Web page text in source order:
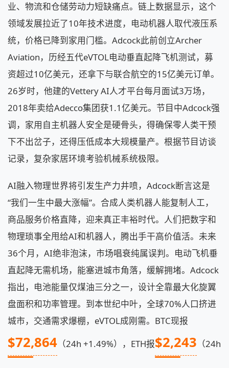
业、物流和仓储劳动力短缺痛点。链上数据显示，这个
领域发展拉近了10年技术进度，电动机器人取代液压系
统，价格已降到家用门槛。Adcock此前创立Archer
Aviation，历经五代eVTOL电动垂直起降飞机测试，募
资超过10亿美元，还拿下与联合航空的15亿美元订单。
26岁时，他建的Vettery AI人才平台每月面试3万场，
2018年卖给Adecco集团获1.1亿美元。节目中Adcock强
调，家用自主机器人安全是硬骨头，得确保零人类干预
下不出岔子，还得压低成本大规模量产。根据节目访谈
记录，复杂家居环境考验机械系统极限。
AI融入物理世界将引发生产力井喷，Adcock断言这是
“我们一生中最大涨幅”。合成人类机器人能复制人工，
商品服务价格直降，迎来真正丰裕时代。人们把数字和
物理琐事全甩给AI和机器人，腾出手干高价值活。未来
36个月，AI绝非泡沫，市场唱衰纯属误判。电动飞机垂
直起降无需机场，能塞进城市角落，缓解拥堵。Adcock
指出，电池能量仅煤油三分之一，设计全靠最大化旋翼
盘面积和功率管理。到本世纪中叶，全球70%人口挤进
城市，交通需求爆棚，eVTOL成刚需。BTC现报
$72,864 （24h +1.49%），ETH报$2,243 （24h